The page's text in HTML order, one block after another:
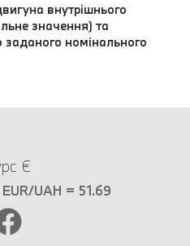
внутрішнього
значення) та
номінального
€
UAH = 51.69